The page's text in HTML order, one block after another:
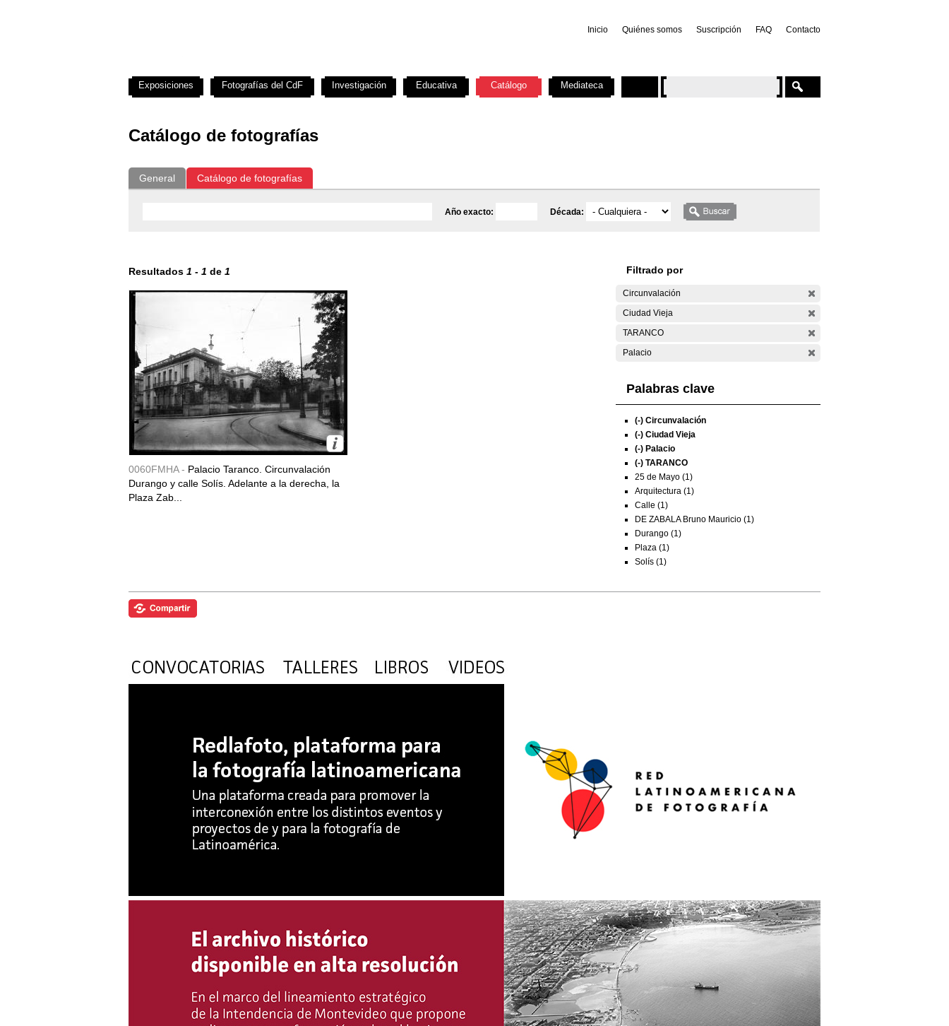
Inicio Quiénes somos Suscripción FAQ Contacto
Catálogo de fotografías
General Catálogo de fotografías
Año exacto: Década:
Resultados 1 - 1 de 1
0060FMHA - Palacio Taranco. Circunvalación
Durango y calle Solís. Adelante a la derecha, la
Plaza Zab...
Filtrado por
Circunvalación
Ciudad Vieja
TARANCO
Palacio
Palabras clave
(-) Circunvalación
(-) Ciudad Vieja
(-) Palacio
(-) TARANCO
25 de Mayo (1)
Arquitectura (1)
Calle (1)
DE ZABALA Bruno Mauricio (1)
Durango (1)
Plaza (1)
Solís (1)
Exposiciones Fotografías del CdF Investigación Educativa Catálogo Mediateca